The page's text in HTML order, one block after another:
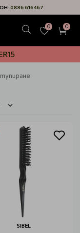
0886 616467
0 0
SIBEL